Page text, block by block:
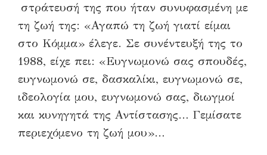
στράτευσή της που ήταν συνυφασμένη με
τη ζωή της: «Αγαπώ τη ζωή γιατί είμαι
στο Κόμμα» έλεγε. Σε συνέντευξή της το
1988, είχε πει: «Ευγνωμονώ σας σπουδές,
ευγνωμονώ σε, δασκαλίκι, ευγνωμονώ σε,
ιδεολογία μου, ευγνωμονώ σας, διωγμοί
και κυνηγητά της Αντίστασης… Γεμίσατε
περιεχόμενο τη ζωή μου»…